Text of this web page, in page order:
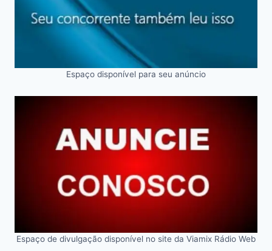
Espaço disponível para seu anúncio
Espaço de divulgação disponível no site da Viamix Rádio Web